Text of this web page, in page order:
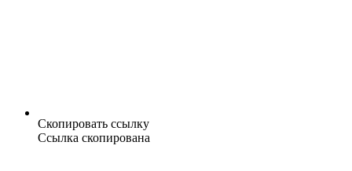
Скопировать ссылку
Ссылка скопирована